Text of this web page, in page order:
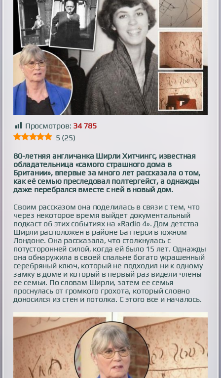
Просмотров: 34 785
5 (25)
80-летняя англичанка Ширли Хитчингс, известная
обладательница «самого страшного дома в
Британии», впервые за много лет рассказала о том,
как её семью преследовал полтергейст, а однажды
даже перебрался вместе с ней в новый дом.
Своим рассказом она поделилась в связи с тем, что
через некоторое время выйдет документальный
подкаст об этих событиях на «Radio 4». Дом детства
Ширли расположен в районе Баттерси в южном
Лондоне. Она рассказала, что столкнулась с
потусторонней силой, когда ей было 15 лет. Однажды
она обнаружила в своей спальне богато украшенный
серебряный ключ, который не подходил ни к одному
замку в доме и который в первый раз видели члены
ее семьи. По словам Ширли, затем ее семья
проснулась от громкого грохота, который словно
доносился из стен и потолка. С этого все и началось.